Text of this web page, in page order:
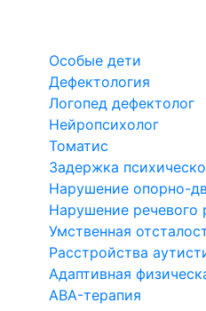
Особые дети
Дефектология
Логопед дефектолог
Нейропсихолог
Томатис
Задержка
Нарушение опорно-
Нарушение речевого
Умственная
Расстройства
Адаптивная
ABA-терапия